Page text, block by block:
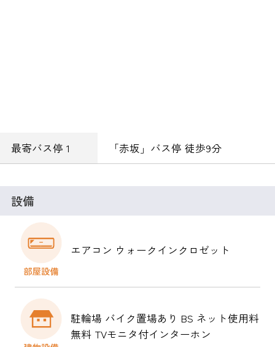
最寄バス停 1 「赤坂」バス停 徒歩9分
設備
エアコン ウォークインクロゼット
駐輪場 バイク置場あり BS ネット使用料
無料 TVモニタ付インターホン